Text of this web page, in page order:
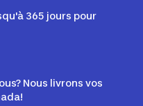
365 jours pour
Nous livrons vos